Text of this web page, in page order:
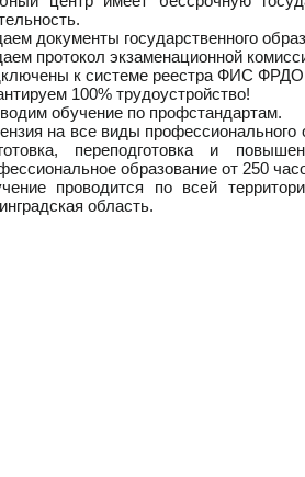
документы государственного
протокол экзаменационной
к системе реестра ФИС ФРДО
100% трудоустройство!
обучение по профстандартам.
на все виды
переподготовка и
образование от 250
проводится по всей
область.